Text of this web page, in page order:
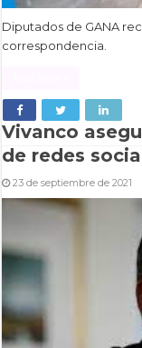
Diputados de GANA
correspondencia.
Vivanco
de redes
23 de septiembre de 2021